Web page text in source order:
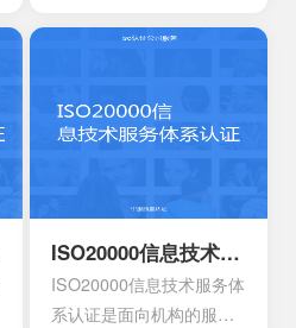
建明确的职责，运作规范
到环境指标，有效实现环
涉及到的要素包含计划，
活动组织，机构，程序以
及职责等等，会分成4个部
分以及十七大要素。
ISO20000信息技术服务体系认证
ISO20000信息技术服务体
系认证是面向机构的服务